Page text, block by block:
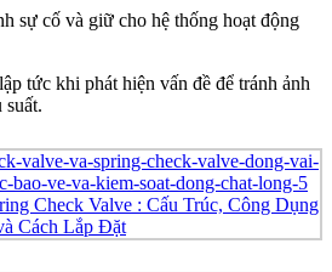
sự cố và giữ cho hệ thống hoạt động
tức khi phát hiện vấn đề để tránh ảnh
suất.